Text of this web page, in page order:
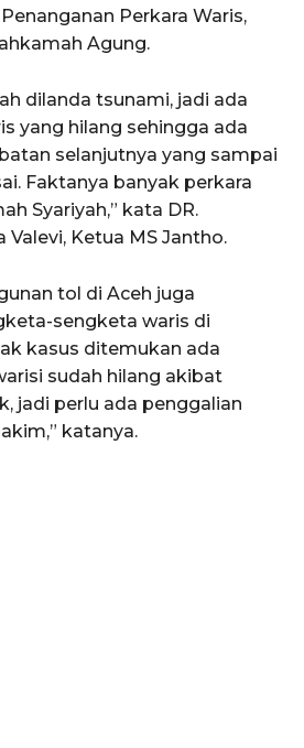
Perkara Waris,
Agung.
dilanda tsunami, jadi ada
yang hilang sehingga ada
selanjutnya yang sampai
Faktanya banyak perkara
Syariyah,” kata DR.
Ketua MS Jantho.
tol di Aceh juga
sengketa waris di
kasus ditemukan ada
sudah hilang akibat
jadi perlu ada penggalian
katanya.